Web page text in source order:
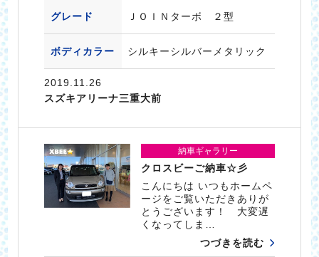
グレード ＪＯＩＮターボ ２型
ボディカラー シルキーシルバーメタリック
2019.11.26
スズキアリーナ三重大前
納車ギャラリー
クロスビーご納車☆彡
こんにちは いつもホームペ
ージをご覧いただきありが
とうございます！ 大変遅
くなってしま…
つづきを読む